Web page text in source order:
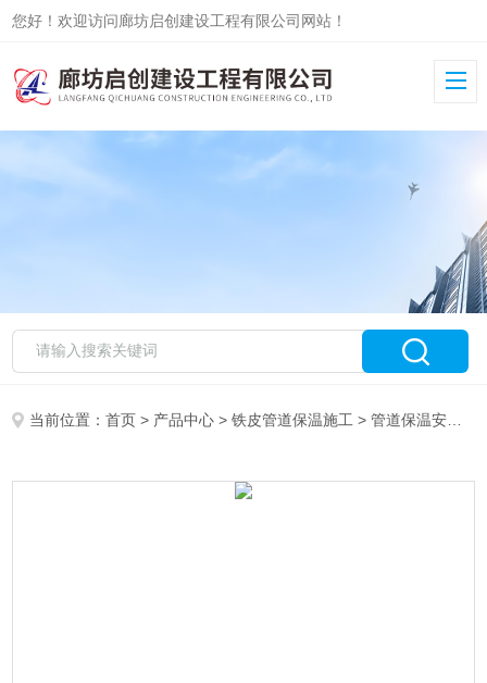
您好！欢迎访问廊坊启创建设工程有限公司网站！
当前位置：首页 > 产品中心 >铁皮管道保温施工 >管道保温安装